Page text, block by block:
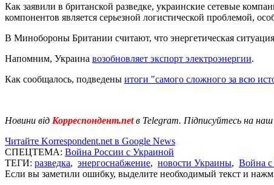
Как заявили в британской разведке, украинские сетевые
компонентов является серьезной логистической проблемой,
В Минобороны Британии считают, что энергетическая
Напомним, Украина возобновляет экспорт электроэнергии.
Как сообщалось, подведены итоги "самого сложного за всю
Новини від Корреспондент.netв Telegram. Підписуйтесь на наш
Читайте Korrespondent.net в Google News
СПЕЦТЕМА: Война России с Украиной
ТЕГИ: разведка, энергоснабжение, новости Украины, Война с
Если вы заметили ошибку, выделите необходимый текст и